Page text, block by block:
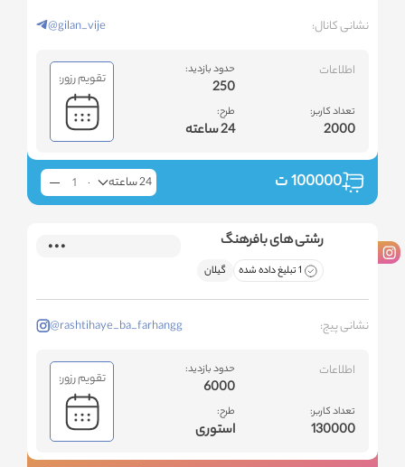
نشانی کانال: @gilan_vije
اطلاعات
تعداد کاربر:
2000
حدود بازدید:
250
طرح:
24 ساعته
تقویم رزور:
100000ت 24 ساعته
رشتی های بافرهنگ
1 تبلیغ داده شده گیلان
نشانی پیج: @rashtihaye_ba_farhangg
اطلاعات
تعداد کاربر:
130000
حدود بازدید:
6000
طرح:
استوری
تقویم رزور: